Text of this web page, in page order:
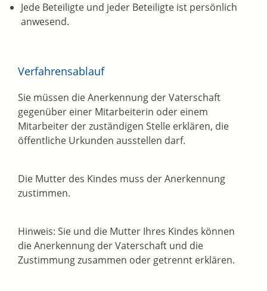
Jede Beteiligte und jeder Beteiligte ist persönlich
anwesend.
Verfahrensablauf
Sie müssen die Anerkennung der Vaterschaft
gegenüber einer Mitarbeiterin oder einem
Mitarbeiter der zuständigen Stelle erklären, die
öffentliche Urkunden ausstellen darf.
Die Mutter des Kindes muss der Anerkennung
zustimmen.
Hinweis: Sie und die Mutter Ihres Kindes können
die Anerkennung der Vaterschaft und die
Zustimmung zusammen oder getrennt erklären.